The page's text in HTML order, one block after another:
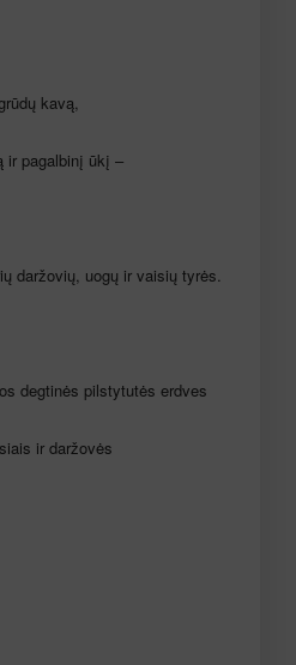
kavą,
ir pagalbinį ūkį –
daržovių, uogų ir vaisių tyrės.
degtinės pilstytutės erdves
ir daržovės